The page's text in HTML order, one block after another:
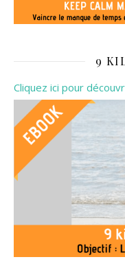
9
Cliquez ici pour